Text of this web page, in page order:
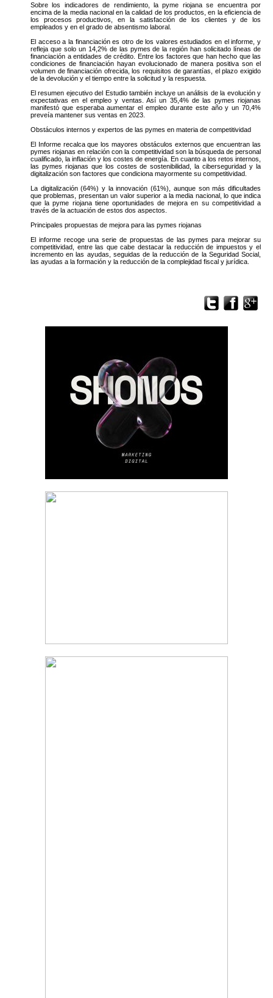
Sobre los indicadores de rendimiento, la pyme riojana se encuentra por
encima de la media nacional en la calidad de los productos, en la eficiencia de
los procesos productivos, en la satisfacción de los clientes y de los
empleados y en el grado de absentismo laboral.
El acceso a la financiación es otro de los valores estudiados en el informe, y
refleja que solo un 14,2% de las pymes de la región han solicitado líneas de
financiación a entidades de crédito. Entre los factores que han hecho que las
condiciones de financiación hayan evolucionado de manera positiva son el
volumen de financiación ofrecida, los requisitos de garantías, el plazo exigido
de la devolución y el tiempo entre la solicitud y la respuesta.
El resumen ejecutivo del Estudio también incluye un análisis de la evolución y
expectativas en el empleo y ventas. Así un 35,4% de las pymes riojanas
manifestó que esperaba aumentar el empleo durante este año y un 70,4%
preveía mantener sus ventas en 2023.
Obstáculos internos y expertos de las pymes en materia de competitividad
El Informe recalca que los mayores obstáculos externos que encuentran las
pymes riojanas en relación con la competitividad son la búsqueda de personal
cualificado, la inflación y los costes de energía. En cuanto a los retos internos,
las pymes riojanas que los costes de sostenibilidad, la ciberseguridad y la
digitalización son factores que condiciona mayormente su competitividad.
La digitalización (64%) y la innovación (61%), aunque son más dificultades
que problemas, presentan un valor superior a la media nacional, lo que indica
que la pyme riojana tiene oportunidades de mejora en su competitividad a
través de la actuación de estos dos aspectos.
Principales propuestas de mejora para las pymes riojanas
El informe recoge una serie de propuestas de las pymes para mejorar su
competitividad, entre las que cabe destacar la reducción de impuestos y el
incremento en las ayudas, seguidas de la reducción de la Seguridad Social,
las ayudas a la formación y la reducción de la complejidad fiscal y jurídica.